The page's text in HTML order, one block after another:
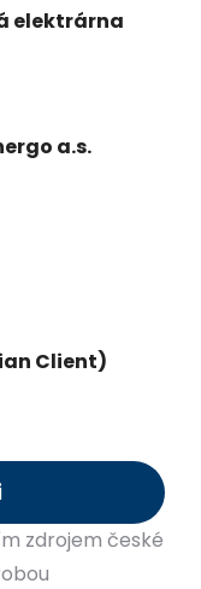
elektrárna
a.s.
Client)
zdrojem české